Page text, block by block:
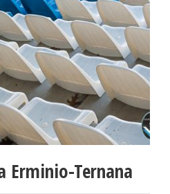
Erminio-Ternana